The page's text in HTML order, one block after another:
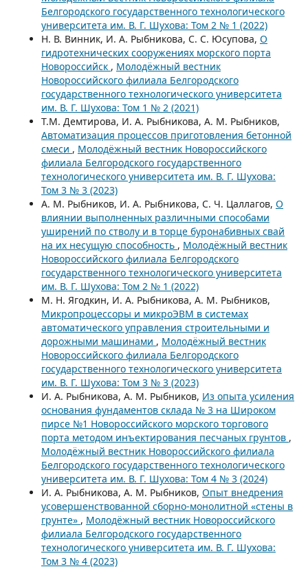
Белгородского государственного технологического
университета им. В. Г. Шухова: Том 2 № 1 (2022)
Н. В. Винник, И. А. Рыбникова, С. С. Юсупова, О
гидротехнических сооружениях морского порта
Новороссийск , Молодёжный вестник
Новороссийского филиала Белгородского
государственного технологического университета
им. В. Г. Шухова: Том 1 № 2 (2021)
Т.М. Демтирова, И. А. Рыбникова, А. М. Рыбников,
Автоматизация процессов приготовления бетонной
смеси , Молодёжный вестник Новороссийского
филиала Белгородского государственного
технологического университета им. В. Г. Шухова:
Том 3 № 3 (2023)
А. М. Рыбников, И. А. Рыбникова, С. Ч. Цаллагов, О
влиянии выполненных различными способами
уширений по стволу и в торце буронабивных свай
на их несущую способность , Молодёжный вестник
Новороссийского филиала Белгородского
государственного технологического университета
им. В. Г. Шухова: Том 2 № 1 (2022)
М. Н. Ягодкин, И. А. Рыбникова, А. М. Рыбников,
Микропроцессоры и микроЭВМ в системах
автоматического управления строительными и
дорожными машинами , Молодёжный вестник
Новороссийского филиала Белгородского
государственного технологического университета
им. В. Г. Шухова: Том 3 № 3 (2023)
И. А. Рыбникова, А. М. Рыбников, Из опыта усиления
основания фундаментов склада № 3 на Широком
пирсе №1 Новороссийского морского торгового
порта методом инъектирования песчаных грунтов ,
Молодёжный вестник Новороссийского филиала
Белгородского государственного технологического
университета им. В. Г. Шухова: Том 4 № 3 (2024)
И. А. Рыбникова, А. М. Рыбников, Опыт внедрения
усовершенствованной сборно-монолитной «стены в
грунте» , Молодёжный вестник Новороссийского
филиала Белгородского государственного
технологического университета им. В. Г. Шухова:
Том 3 № 4 (2023)